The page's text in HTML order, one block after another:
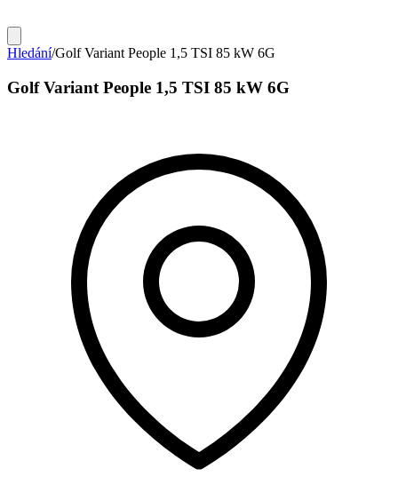
Hledání/Golf Variant People 1,5 TSI 85 kW 6G
Golf Variant People 1,5 TSI 85 kW 6G